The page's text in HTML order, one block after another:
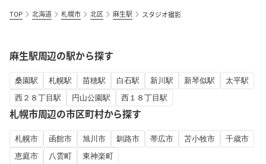
TOP 北海道 札幌市 北区 麻生駅 スタジオ撮影
麻生駅周辺の駅から探す
桑園駅 札幌駅 苗穂駅 白石駅 新川駅 新琴似駅
太平駅
西２８丁目駅
円山公園駅 西１８丁目駅
札幌市周辺の市区町村から探す
札幌市 函館市 旭川市 釧路市 帯広市 苫小牧市
千歳市
恵庭市
八雲町 東神楽町